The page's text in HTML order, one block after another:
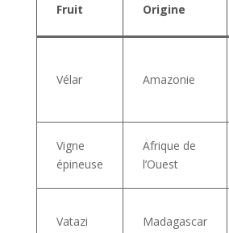
Fruit Origine
Vélar Amazonie
Vigne
épineuse
Afrique de
l’Ouest
Vatazi Madagascar